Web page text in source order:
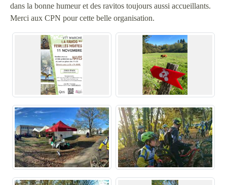
dans la bonne humeur et des ravitos toujours aussi accueillants.
Merci aux CPN pour cette belle organisation.